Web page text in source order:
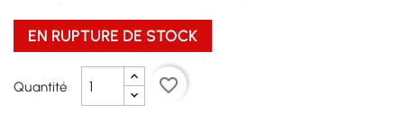
EN RUPTURE DE STOCK
Quantité favorite_border